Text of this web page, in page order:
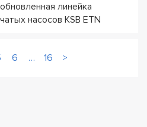
линейка
насосов KSB ETN
6 … 16 >